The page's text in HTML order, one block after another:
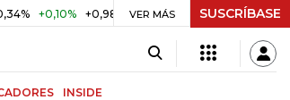
+0,98% UVR $ 416,86 +$ 0,05 +0,01%
VER MÁS SUSCRÍBASE
INSIDE